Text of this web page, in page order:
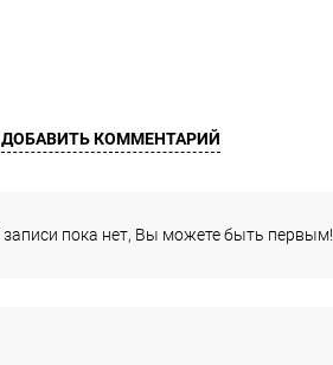
ДОБАВИТЬ КОММЕНТАРИЙ
пока нет, Вы можете быть первым!